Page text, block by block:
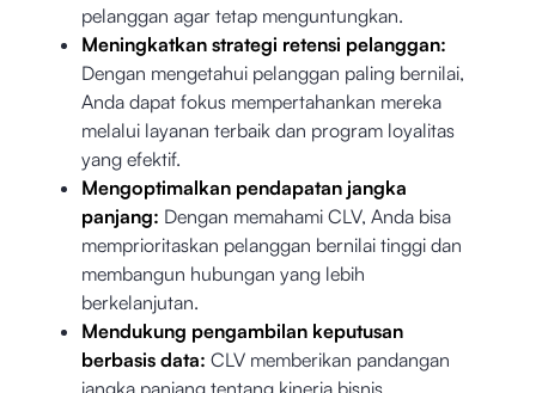
pelanggan agar tetap menguntungkan.
Meningkatkan strategi retensi pelanggan:
Dengan mengetahui pelanggan paling bernilai,
Anda dapat fokus mempertahankan mereka
melalui layanan terbaik dan program loyalitas
yang efektif.
Mengoptimalkan pendapatan jangka
panjang: Dengan memahami CLV, Anda bisa
memprioritaskan pelanggan bernilai tinggi dan
membangun hubungan yang lebih
berkelanjutan.
Mendukung pengambilan keputusan
berbasis data: CLV memberikan pandangan
jangka panjang tentang kinerja bisnis